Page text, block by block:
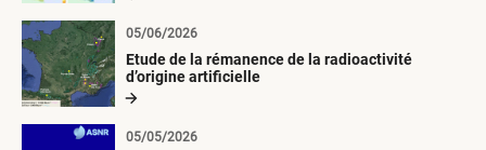
Etude de la rémanence de la radioactivité
d’origine artificielle
05/06/2026
05/05/2026